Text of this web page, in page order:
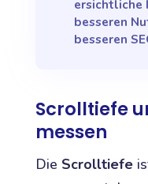
ersichtliche
besseren
besseren
Scrolltiefe
messen
Die Scrolltiefe